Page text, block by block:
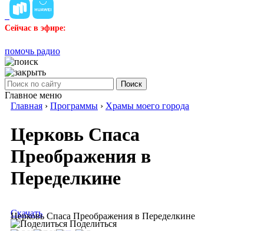
Сейчас в эфире:
помочь радио
Поиск
Главное меню
Главная › Программы › Храмы моего города
Церковь Спаса
Преображения в
Переделкине
Церковь Спаса Преображения в Переделкине
Скачать
Поделиться